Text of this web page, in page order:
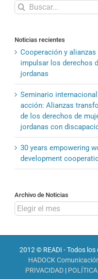
Buscar:
Noticias recientes
Cooperación y
impulsar los derechos
jordanas
Seminario
acción: Alianzas
de los derechos de
jordanas con
30 years empowering
development
Archivo de Noticias
Archivo
de
2012 © READI - Todos
HADOCK
PRIVACIDAD |